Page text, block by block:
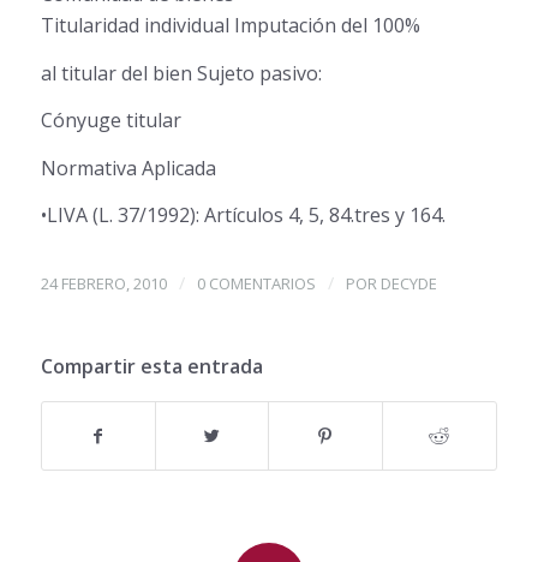
Titularidad individual Imputación del 100%
al titular del bien Sujeto pasivo:
Cónyuge titular
Normativa Aplicada
•LIVA (L. 37/1992): Artículos 4, 5, 84.tres y 164.
24 FEBRERO, 2010 / 0 COMENTARIOS / POR DECYDE
Compartir esta entrada